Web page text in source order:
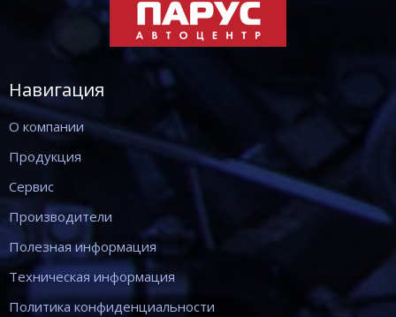
Навигация
О компании
Продукция
Сервис
Производители
Полезная информация
Техническая информация
Политика конфиденциальности